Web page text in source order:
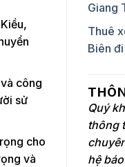
công
sử
cho
và
Giang
Thuê
Biên
Quý
thông
hệ